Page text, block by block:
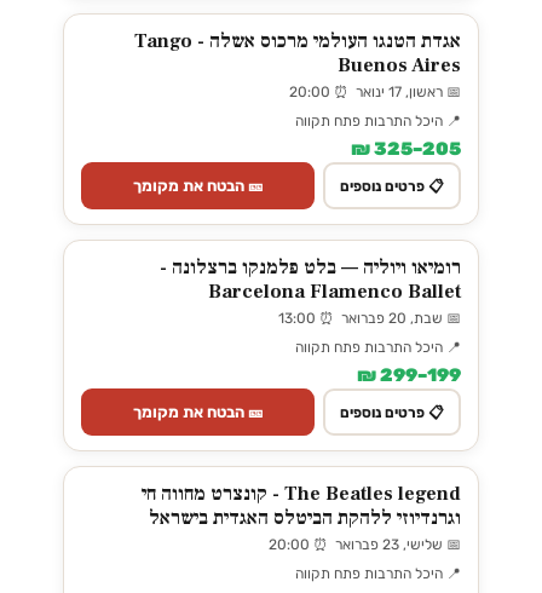
אגדת הטנגו העולמי מרכוס אשלה - Tango
Buenos Aires
📅 ראשון, 17 ינואר ⏰ 20:00
📍 היכל התרבות פתח תקווה
205–325 ₪
📋 פרטים נוספים 🎫 הבטח את מקומך
רומיאו ויוליה — בלט פלמנקו ברצלונה -
Barcelona Flamenco Ballet
📅 שבת, 20 פברואר ⏰ 13:00
📍 היכל התרבות פתח תקווה
199–299 ₪
📋 פרטים נוספים 🎫 הבטח את מקומך
The Beatles legend - קונצרט מחווה חי
וגרנדיוזי ללהקת הביטלס האגדית בישראל
📅 שלישי, 23 פברואר ⏰ 20:00
📍 היכל התרבות פתח תקווה